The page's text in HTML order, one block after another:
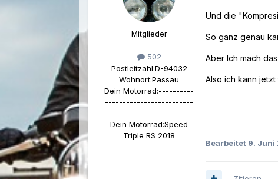
Mitglieder
502
Postleitzahl:D-94032
Wohnort:Passau
Dein Motorrad:----------
-------------------------
----------
Dein Motorrad:Speed
Triple RS 2018
Und die
So ganz genau
Aber Ich mach
Also ich kann
Bearbeitet 9. Juni